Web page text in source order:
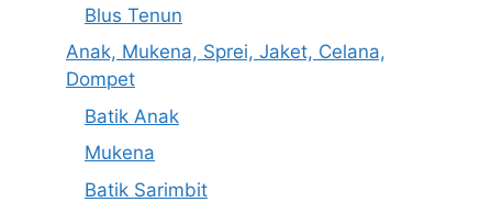
Blus Tenun
Anak, Mukena, Sprei, Jaket, Celana,
Dompet
Batik Anak
Mukena
Batik Sarimbit